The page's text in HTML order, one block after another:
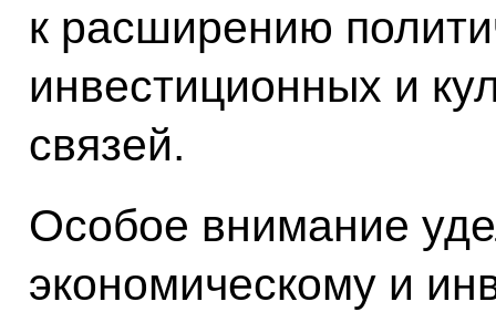
к расширению
инвестиционных и
связей.
Особое внимание
экономическому и